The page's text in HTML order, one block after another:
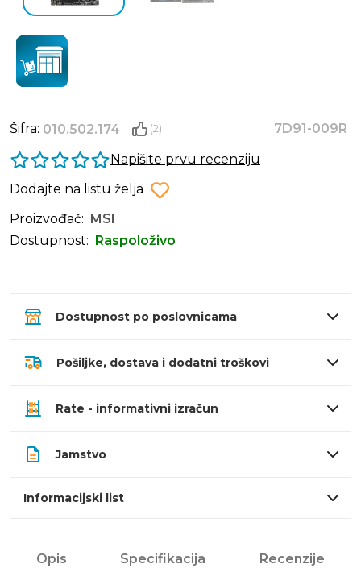
Šifra: 010.502.174 (2)
7D91-009R
Napišite prvu recenziju
Dodajte na listu želja
Proizvođač:
MSI
Dostupnost:
Raspoloživo
Dostupnost po poslovnicama
Pošiljke, dostava i dodatni troškovi
Rate - informativni izračun
Jamstvo
Informacijski list
Opis Specifikacija Recenzije